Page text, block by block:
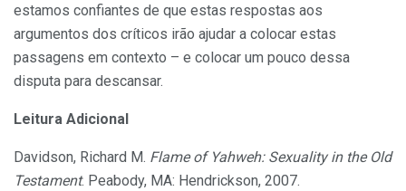
estamos confiantes de que estas respostas aos
argumentos dos críticos irão ajudar a colocar estas
passagens em contexto – e colocar um pouco dessa
disputa para descansar.
Leitura Adicional
Davidson, Richard M. Flame of Yahweh: Sexuality in the Old
Testament. Peabody, MA: Hendrickson, 2007.